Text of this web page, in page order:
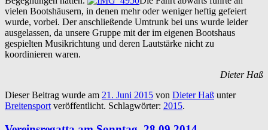
vielen Boots­häusern, in denen mehr oder weniger heftig gefeiert
wurde, vorbei. Der an­schlie­ßende Um­trunk bei uns wurde leider
ausgelassen, da unsere Gruppe mit der im eigenen Bootshaus
gespielten Musikrichtung und deren Lautstärke nicht zu
koordinieren waren.
Dieter Haß
Dieser Beitrag wurde am 21. Juni 2015 von Dieter Haß unter
Breitensportveröffentlicht. Schlagwörter: 2015.